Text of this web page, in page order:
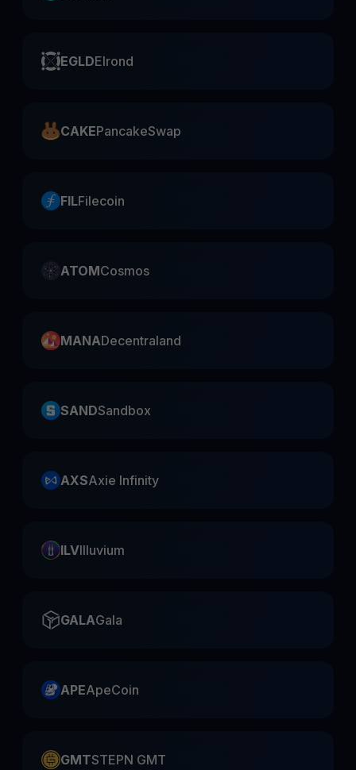
EGLDElrond
CAKEPancakeSwap
FILFilecoin
ATOMCosmos
MANADecentraland
SANDSandbox
AXSAxie Infinity
ILVIlluvium
GALAGala
APEApeCoin
GMTSTEPN GMT